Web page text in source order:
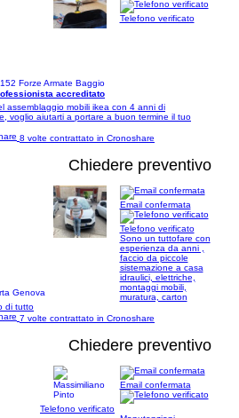
Forze Armate Baggio
Telefono verificato
accreditato
assemblaggio mobili ikea con 4 anni di
voglio aiutarti a portare a buon termine il tuo
8 volte contrattato in Cronoshare
Chiedere preventivo
Genova
Email confermata
Telefono verificato
Sono un tuttofare con
esperienza da anni ,
faccio da piccole
sistemazione a casa
idraulici, elettriche,
montaggi mobili,
muratura, carton
di tutto
7 volte contrattato in Cronoshare
Chiedere preventivo
Email confermata
Telefono verificato